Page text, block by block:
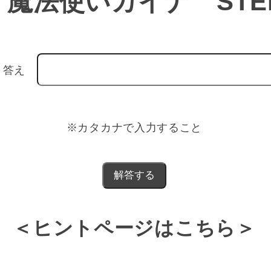
え
※カタカナで入力すること
＜ヒントページはこちら＞